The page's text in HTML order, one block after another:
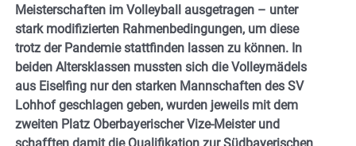
Meisterschaften im Volleyball ausgetragen – unter
stark modifizierten Rahmenbedingungen, um diese
trotz der Pandemie stattfinden lassen zu können. In
beiden Altersklassen mussten sich die Volleymädels
aus Eiselfing nur den starken Mannschaften des SV
Lohhof geschlagen geben, wurden jeweils mit dem
zweiten Platz Oberbayerischer Vize-Meister und